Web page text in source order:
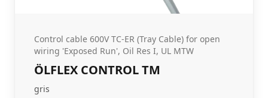
Control cable 600V TC-ER (Tray Cable) for open
wiring 'Exposed Run', Oil Res I, UL MTW
ÖLFLEX CONTROL TM
gris